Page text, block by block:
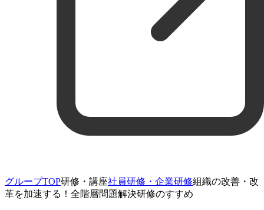
グループTOP研修・講座社員研修・企業研修組織の改善・改
革を加速する！全階層問題解決研修のすすめ